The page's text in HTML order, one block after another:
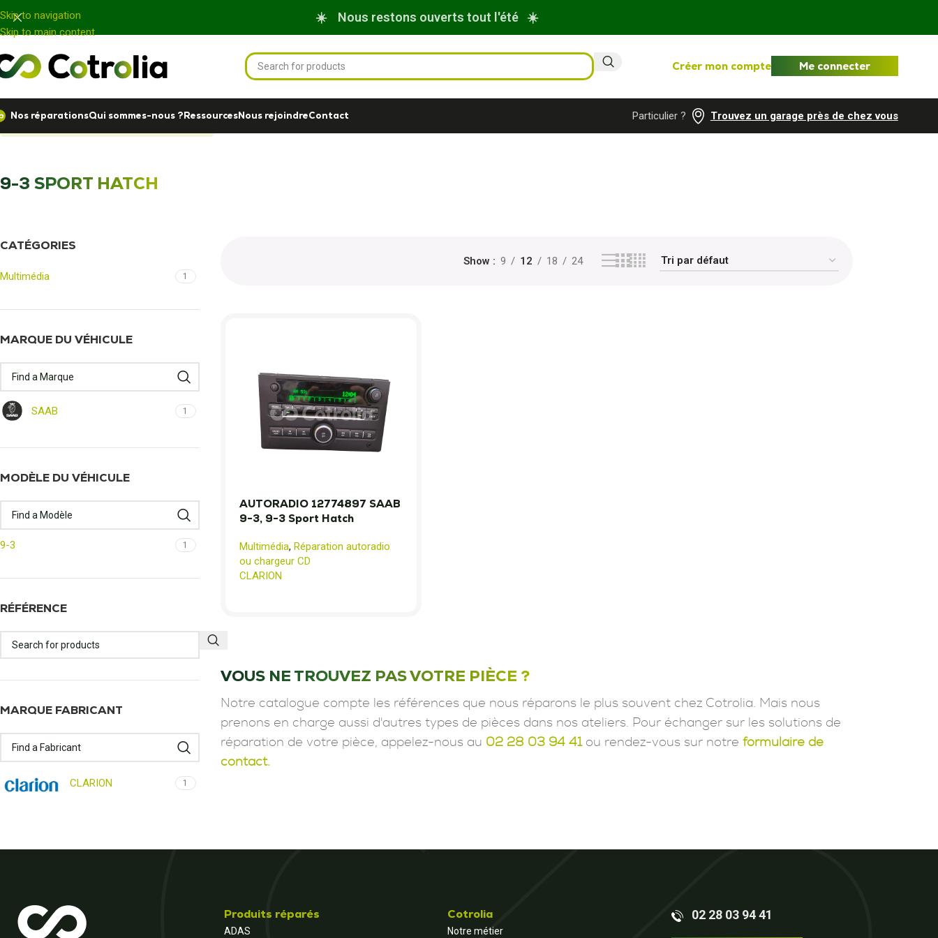
Panneau de gestion des cookies
Skip to navigation
Skip to main content
☀️ Nous restons ouverts tout l'été ☀️
Créer mon compte Me connecter
Nos réparationsQui sommes-nous ?RessourcesNous rejoindreContact Particulier ? Trouvez un garage près de chez vous
9-3 SPORT HATCH
CATÉGORIES
Multimédia 1
MARQUE DU VÉHICULE
SAAB 1
MODÈLE DU VÉHICULE
9-3 1
RÉFÉRENCE
MARQUE FABRICANT
CLARION 1
Show 9 12 18 24
AUTORADIO 12774897 SAAB
9-3, 9-3 Sport Hatch
Multimédia, Réparation autoradio
ou chargeur CD
CLARION
VOUS NE TROUVEZ PAS VOTRE PIÈCE ?
Notre catalogue compte les références que nous réparons le plus souvent chez Cotrolia. Mais nous
prenons en charge aussi d'autres types de pièces dans nos ateliers. Pour échanger sur les solutions de
réparation de votre pièce, appelez-nous au 02 28 03 94 41ou rendez-vous sur notre formulaire de
contact.
Produits réparés
ADAS
Cotrolia
Notre métier
02 28 03 94 41